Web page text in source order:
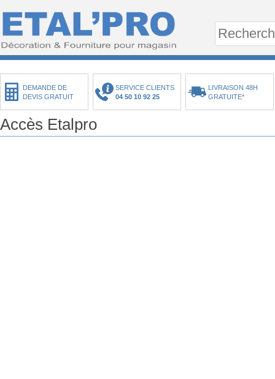
DEMANDE DE
DEVIS GRATUIT
SERVICE CLIENTS
04 50 10 92 25
LIVRAISON 48H
GRATUITE*
Accès Etalpro